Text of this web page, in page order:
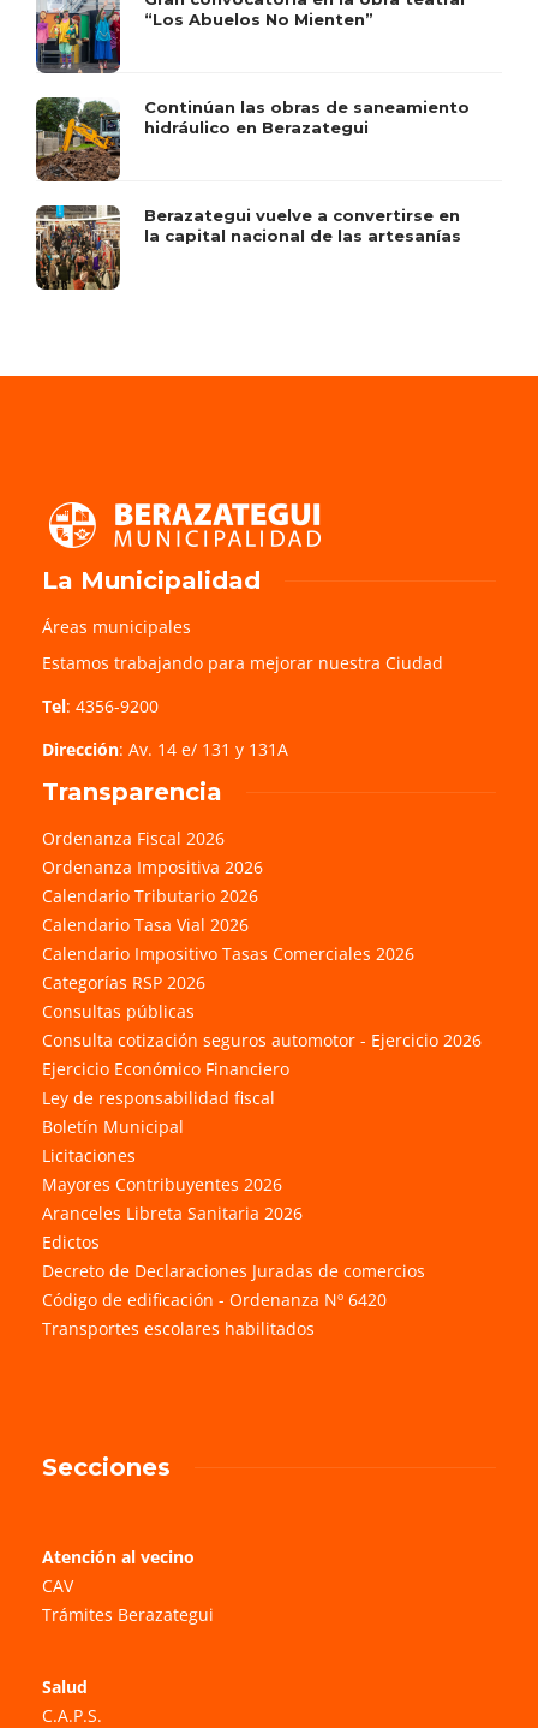
“Los Abuelos No Mienten”
Continúan las obras de saneamiento
hidráulico en Berazategui
Berazategui vuelve a convertirse en
la capital nacional de las artesanías
La Municipalidad
Áreas municipales
Estamos trabajando para mejorar nuestra Ciudad
Tel: 4356-9200
Dirección: Av. 14 e/ 131 y 131A
Transparencia
Ordenanza Fiscal 2026
Ordenanza Impositiva 2026
Calendario Tributario 2026
Calendario Tasa Vial 2026
Calendario Impositivo Tasas Comerciales 2026
Categorías RSP 2026
Consultas públicas
Consulta cotización seguros automotor - Ejercicio 2026
Ejercicio Económico Financiero
Ley de responsabilidad fiscal
Boletín Municipal
Licitaciones
Mayores Contribuyentes 2026
Aranceles Libreta Sanitaria 2026
Edictos
Decreto de Declaraciones Juradas de comercios
Código de edificación - Ordenanza Nº 6420
Transportes escolares habilitados
Secciones
Atención al vecino
CAV
Trámites Berazategui
Salud
C.A.P.S.